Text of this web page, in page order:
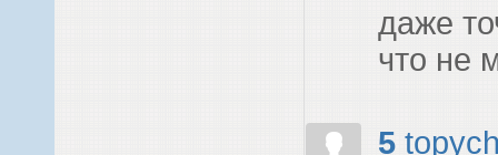
даже
что не
5